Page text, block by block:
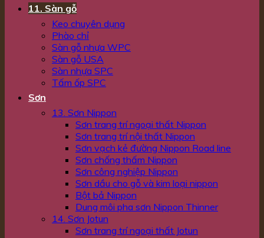
11. Sàn gỗ
Keo chuyên dụng
Phào chỉ
Sàn gỗ nhựa WPC
Sàn gỗ USA
Sàn nhựa SPC
Tấm ốp SPC
Sơn
13. Sơn Nippon
Sơn trang trí ngoại thất Nippon
Sơn trang trí nội thất Nippon
Sơn vạch kẻ đường Nippon Road line
Sơn chống thấm Nippon
Sơn công nghiệp Nippon
Sơn dầu cho gỗ và kim loại nippon
Bột bả Nippon
Dung môi pha sơn Nippon Thinner
14. Sơn Jotun
Sơn trang trí ngoại thất Jotun